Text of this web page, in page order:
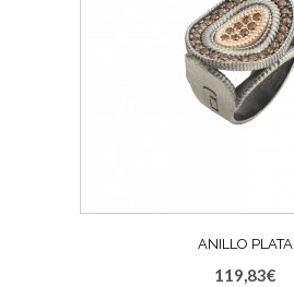
ANILLO PLATA
119,83€